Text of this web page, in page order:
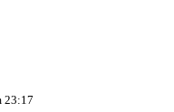
23:17